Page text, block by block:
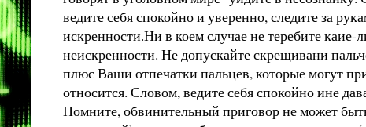
ведите себя спокойно и уверенно, следите за
искренности.Ни в коем случае не теребите каие-
неискренности. Не допускайте скрещивани
плюс Ваши отпечатки пальцев, которые могут
относится. Словом, ведите себя спокойно ине
Помните, обвинительный приговор не может